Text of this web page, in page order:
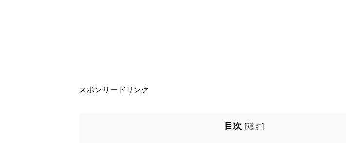
スポンサードリンク
目次 [隠す]